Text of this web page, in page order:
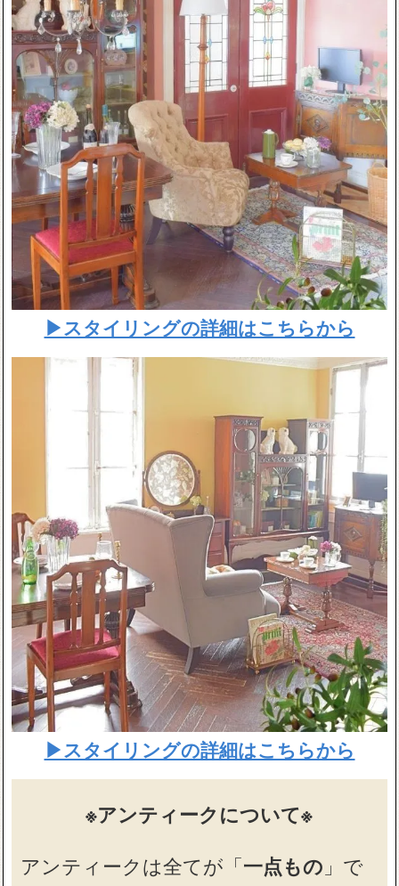
▶スタイリングの詳細はこちらから
▶スタイリングの詳細はこちらから
※アンティークについて※
アンティークは全てが「 一点もの 」で